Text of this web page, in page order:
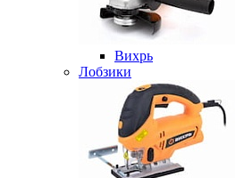
Вихрь
Лобзики